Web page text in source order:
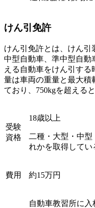
けん引免許
けん引免許とは、けん
中型自動車、準中型自動
える自動車をけん引す
量は車両の重量と最大積
ており、750kgを超える
受験
資格
18歳以上
二種・大型・中
れかを取得してい
費用 約15万円
自動車教習所に入